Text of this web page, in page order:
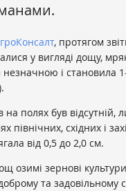
, протягом
у вигляді дощу,
незначною і становила
на полях був відсутній,
північних, східних і
від 0,5 до 2,0 см.
озимі зернові
та задовільному